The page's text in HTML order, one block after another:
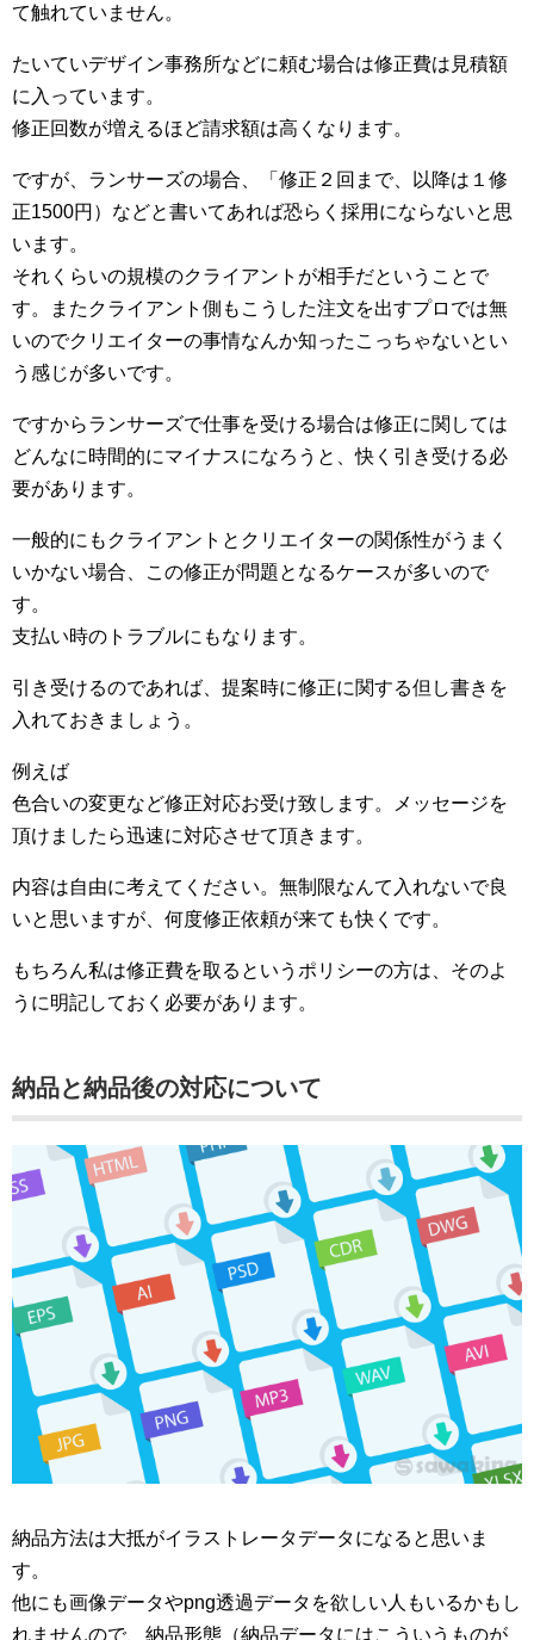
て触れていません。
たいていデザイン事務所などに頼む場合は修正費は見積額
に入っています。
修正回数が増えるほど請求額は高くなります。
ですが、ランサーズの場合、「修正２回まで、以降は１修
正1500円）などと書いてあれば恐らく採用にならないと思
います。
それくらいの規模のクライアントが相手だということで
す。またクライアント側もこうした注文を出すプロでは無
いのでクリエイターの事情なんか知ったこっちゃないとい
う感じが多いです。
ですからランサーズで仕事を受ける場合は修正に関しては
どんなに時間的にマイナスになろうと、快く引き受ける必
要があります。
一般的にもクライアントとクリエイターの関係性がうまく
いかない場合、この修正が問題となるケースが多いので
す。
支払い時のトラブルにもなります。
引き受けるのであれば、提案時に修正に関する但し書きを
入れておきましょう。
例えば
色合いの変更など修正対応お受け致します。メッセージを
頂けましたら迅速に対応させて頂きます。
内容は自由に考えてください。無制限なんて入れないで良
いと思いますが、何度修正依頼が来ても快くです。
もちろん私は修正費を取るというポリシーの方は、そのよ
うに明記しておく必要があります。
納品と納品後の対応について
納品方法は大抵がイラストレータデータになると思いま
す。
他にも画像データやpng透過データを欲しい人もいるかもし
れませんので、納品形態（納品データにはこういうものが